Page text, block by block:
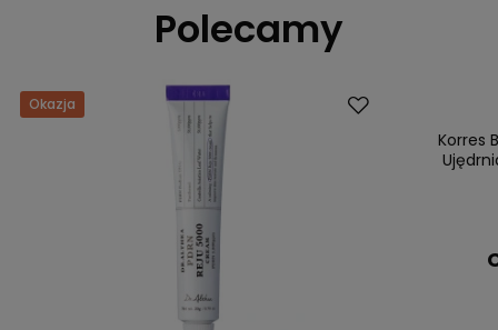
Polecamy
Okazja
NaszKorres